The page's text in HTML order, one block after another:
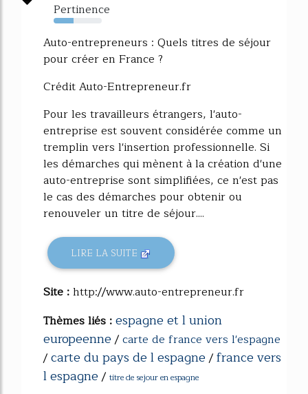
Pertinence
41%
Auto-entrepreneurs : Quels titres de séjour
pour créer en France ?
Crédit Auto-Entrepreneur.fr
Pour les travailleurs étrangers, l'auto-
entreprise est souvent considérée comme un
tremplin vers l'insertion professionnelle. Si
les démarches qui mènent à la création d'une
auto-entreprise sont simplifiées, ce n'est pas
le cas des démarches pour obtenir ou
renouveler un titre de séjour....
LIRE LA SUITE
Site :http://www.auto-entrepreneur.fr
Thèmes liés :espagne et l union
europeenne/carte de france vers l'espagne
/carte du pays de l espagne/france vers
l espagne/ titre de sejour en espagne